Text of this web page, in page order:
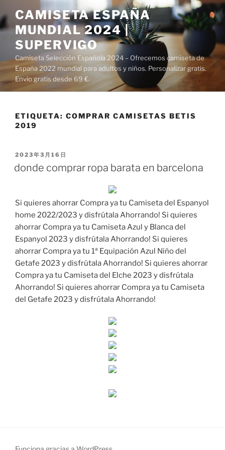
al
contenido
CAMISETA ESPAÑA
MUNDIAL 2024 |
SUPERVIGO
Camiseta Selección Española 2024 – Ofrecemos camiseta de
España 2022 mundial para adultos y niños. Personalizar gratis.
Envío gratis desde 69 €.
ETIQUETA: COMPRAR CAMISETAS BETIS
2019
PUBLICADO
EL
2023年3月16日
donde comprar ropa barata en barcelona
Si quieres ahorrar Compra ya tu Camiseta del Espanyol
home 2022/2023 y disfrútala Ahorrando! Si quieres
ahorrar Compra ya tu Camiseta Azul y Blanca del
Espanyol 2023 y disfrútala Ahorrando! Si quieres
ahorrar Compra ya tu 1ª Equipación Azul Niño del
Getafe 2023 y disfrútala Ahorrando! Si quieres ahorrar
Compra ya tu Camiseta del Elche 2023 y disfrútala
Ahorrando! Si quieres ahorrar Compra ya tu Camiseta
del Getafe 2023 y disfrútala Ahorrando!